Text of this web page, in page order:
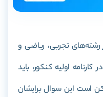
رشته‌های تجربی، ریاضی و
اولیه کنکور، باید
است این سوال برایشان